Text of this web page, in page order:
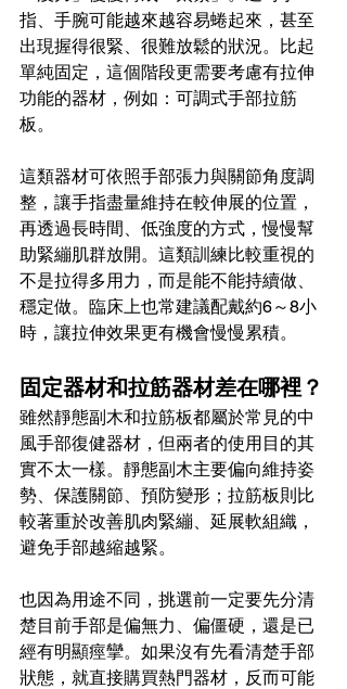
指、手腕可能越來越容易蜷起來，甚至
出現握得很緊、很難放鬆的狀況。比起
單純固定，這個階段更需要考慮有拉伸
功能的器材，例如：可調式手部拉筋
板。
這類器材可依照手部張力與關節角度調
整，讓手指盡量維持在較伸展的位置，
再透過長時間、低強度的方式，慢慢幫
助緊繃肌群放開。這類訓練比較重視的
不是拉得多用力，而是能不能持續做、
穩定做。臨床上也常建議配戴約6～8小
時，讓拉伸效果更有機會慢慢累積。
固定器材和拉筋器材差在哪裡？
雖然靜態副木和拉筋板都屬於常見的中
風手部復健器材，但兩者的使用目的其
實不太一樣。靜態副木主要偏向維持姿
勢、保護關節、預防變形；拉筋板則比
較著重於改善肌肉緊繃、延展軟組織，
避免手部越縮越緊。
也因為用途不同，挑選前一定要先分清
楚目前手部是偏無力、偏僵硬，還是已
經有明顯痙攣。如果沒有先看清楚手部
狀態，就直接購買熱門器材，反而可能